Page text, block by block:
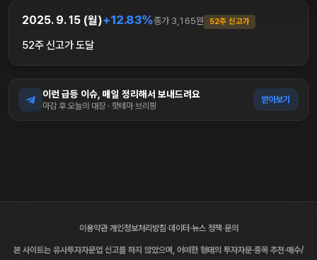
2025. 9. 15 (월)+12.83%종가 3,165원 52주 신고가
52주 신고가 도달
이런 급등 이슈, 매일 정리해서 보내드려요
마감 후 오늘의 대장 · 핫테마 브리핑
받아보기
이용약관·개인정보처리방침·데이터·뉴스 정책·문의
본 사이트는 유사투자자문업 신고를 하지 않았으며, 어떠한 형태의 투자자문·종목 추천·매수/